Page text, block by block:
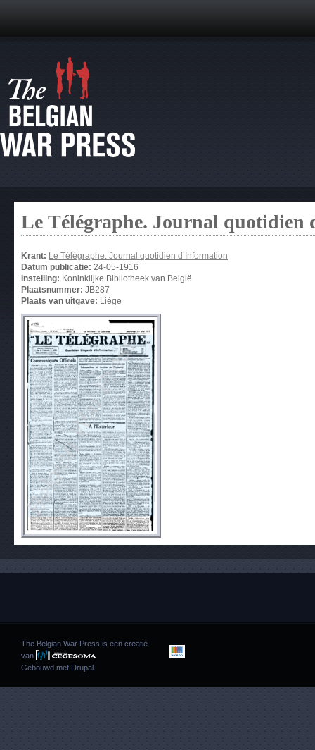
Le Télégraphe. Journal quotidien
Krant: Le Télégraphe. Journal quotidien d’Information
Datum publicatie: 24-05-1916
Instelling: Koninklijke Bibliotheek van België
Plaatsnummer: JB287
Plaats van uitgave: Liège
The Belgian War Press is een creatie
van
Gebouwd met Drupal